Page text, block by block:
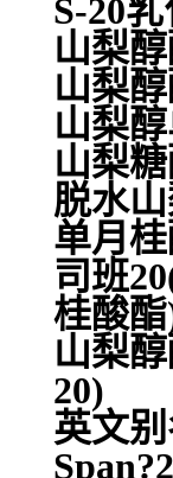
S-20乳
山梨
山梨
山梨
山梨
脱水
单月
司班
桂酸
山梨
20)
英文别